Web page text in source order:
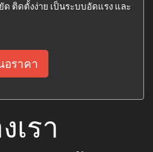
ติดตั้งง่าย เป็นระบบอัดแรง และ
อราคา
เรา